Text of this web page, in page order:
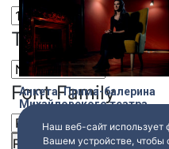
Text Edge Style
Font Family
Resetrestore all settings
Анкета. Прима-балерина
Михайловского театра
Анастасия Соболева
Наш веб-сайт использует
Вашем устройстве, чтобы